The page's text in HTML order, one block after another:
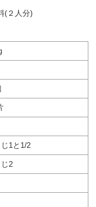
(２人分)
1と1/2
2